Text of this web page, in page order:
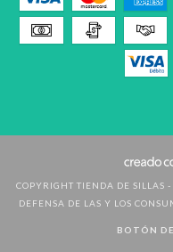
COPYRIGHT TIENDA DE SILLAS -
DEFENSA DE LAS Y LOS
BOTÓN